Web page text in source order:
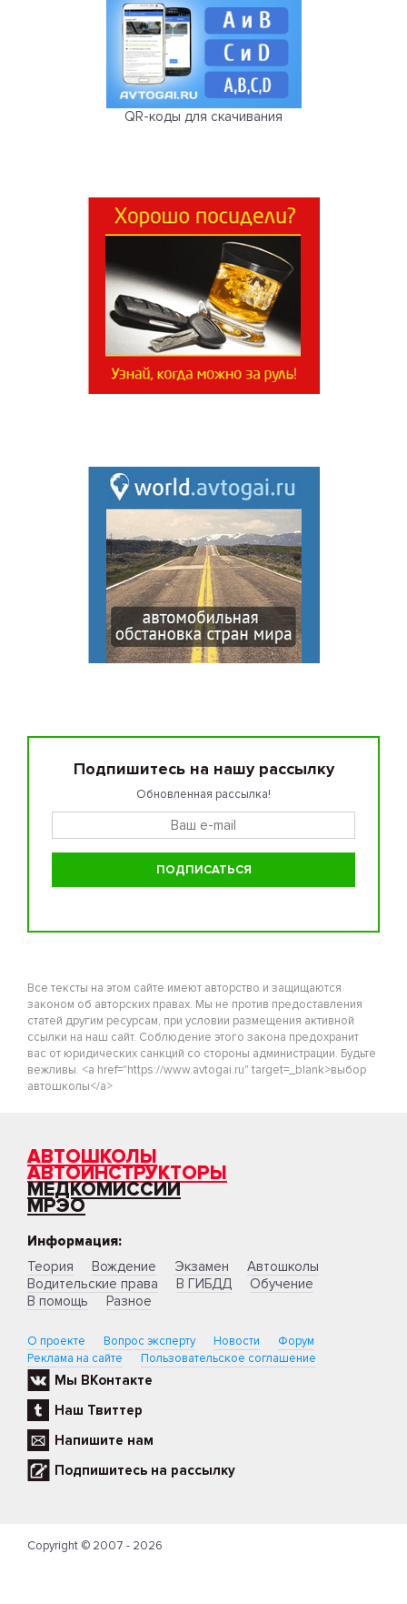
QR-коды для скачивания
Подпишитесь на нашу рассылку
Обновленная рассылка!
Все тексты на этом сайте имеют авторство и защищаются
законом об авторских правах. Мы не против предоставления
статей другим ресурсам, при условии размещения активной
ссылки на наш сайт. Соблюдение этого закона предохранит
вас от юридических санкций со стороны администрации. Будьте
вежливы. <a href="https://www.avtogai.ru" target=_blank>выбор
автошколы</a>
АВТОШКОЛЫ
АВТОИНСТРУКТОРЫ
МЕДКОМИССИИ
МРЭО
Информация:
Теория
Вождение Экзамен
Автошколы
Водительские права
В ГИБДД
Обучение
В помощь
Разное
О проекте Вопрос эксперту Новости
Форум
Реклама на сайте
Пользовательское соглашение
Мы ВКонтакте
Наш Твиттер
Напишите нам
Подпишитесь на рассылку
Copyright © 2007 - 2026